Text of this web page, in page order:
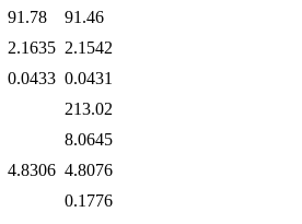
91.78
91.46
2.1635 2.1542
0.0433 0.0431
213.02
8.0645
4.8306 4.8076
0.1776